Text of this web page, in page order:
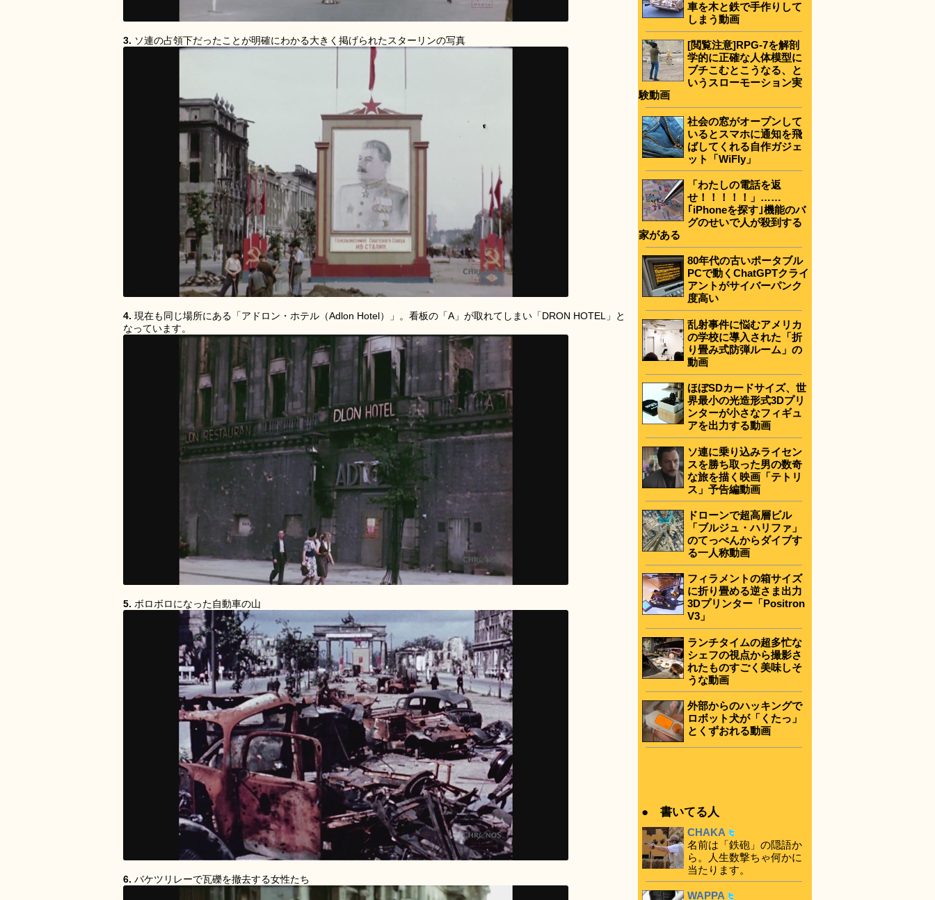
3. ソ連の占領下だったことが明確にわかる大きく掲げられたスターリンの写真
4. 現在も同じ場所にある「アドロン・ホテル（Adlon Hotel）」。看板の「A」が取れてしまい「DRON HOTEL」と
なっています。
5. ボロボロになった自動車の山
6. バケツリレーで瓦礫を撤去する女性たち
車を木と鉄で手作りして
しまう動画
[閲覧注意]RPG-7を解剖
学的に正確な人体模型に
ブチこむとこうなる、と
いうスローモーション実
験動画
社会の窓がオープンして
いるとスマホに通知を飛
ばしてくれる自作ガジェ
ット「WiFly」
「わたしの電話を返
せ！！！！！」……
｢iPhoneを探す｣機能のバ
グのせいで人が殺到する
家がある
80年代の古いポータブル
PCで動くChatGPTクライ
アントがサイバーパンク
度高い
乱射事件に悩むアメリカ
の学校に導入された「折
り畳み式防弾ルーム」の
動画
ほぼSDカードサイズ、世
界最小の光造形式3Dプリ
ンターが小さなフィギュ
アを出力する動画
ソ連に乗り込みライセン
スを勝ち取った男の数奇
な旅を描く映画「テトリ
ス」予告編動画
ドローンで超高層ビル
「ブルジュ・ハリファ」
のてっぺんからダイブす
る一人称動画
フィラメントの箱サイズ
に折り畳める逆さま出力
3Dプリンター「Positron
V3」
ランチタイムの超多忙な
シェフの視点から撮影さ
れたものすごく美味しそ
うな動画
外部からのハッキングで
ロボット犬が「くたっ」
とくずおれる動画
● 書いてる人
CHAKA
名前は「鉄砲」の隠語か
ら。人生数撃ちゃ何かに
当たります。
WAPPA